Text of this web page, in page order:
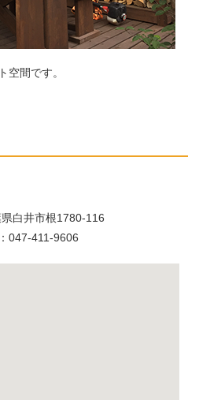
空間です。
白井市根1780-116
047-411-9606